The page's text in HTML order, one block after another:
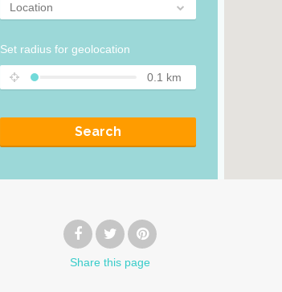
Location
Set radius for geolocation
0.1 km
Search
Share this page